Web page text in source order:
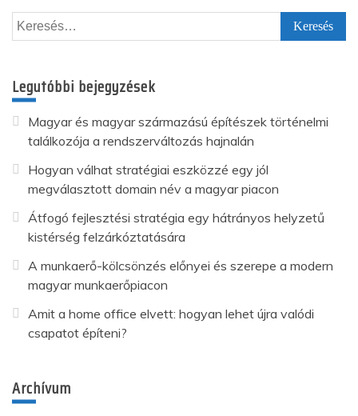
Keresés:
Legutóbbi bejegyzések
Magyar és magyar származású építészek történelmi
találkozója a rendszerváltozás hajnalán
Hogyan válhat stratégiai eszközzé egy jól
megválasztott domain név a magyar piacon
Átfogó fejlesztési stratégia egy hátrányos helyzetű
kistérség felzárkóztatására
A munkaerő-kölcsönzés előnyei és szerepe a modern
magyar munkaerőpiacon
Amit a home office elvett: hogyan lehet újra valódi
csapatot építeni?
Archívum